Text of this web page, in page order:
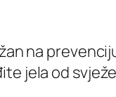
na
jela od